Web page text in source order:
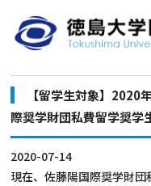
【留学生対象】
際奨学財団私費留学奨学
2020-07-14
現在、佐藤陽国際奨学財